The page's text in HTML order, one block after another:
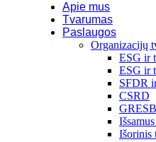
Apie mus
Tvarumas
Paslaugos
Organizacijų
ESG ir
ESG ir
SFDR
CSRD
GRESB
Išorinis